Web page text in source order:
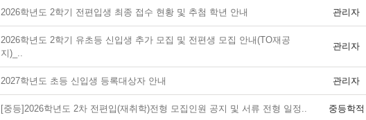
2026학년도 2학기 전편입생 최종 접수 현황 및 추첨 학년 안내 관리자
2026학년도 2학기 유초등 신입생 추가 모집 및 전편생 모집 안내(TO재공
지)_..
관리자
2027학년도 초등 신입생 등록대상자 안내 관리자
[중등]2026학년도 2차 전편입(재취학)전형 모집인원 공지 및 서류 전형 일정.. 중등학적